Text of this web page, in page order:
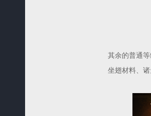
其余的普通
坐翅材料、